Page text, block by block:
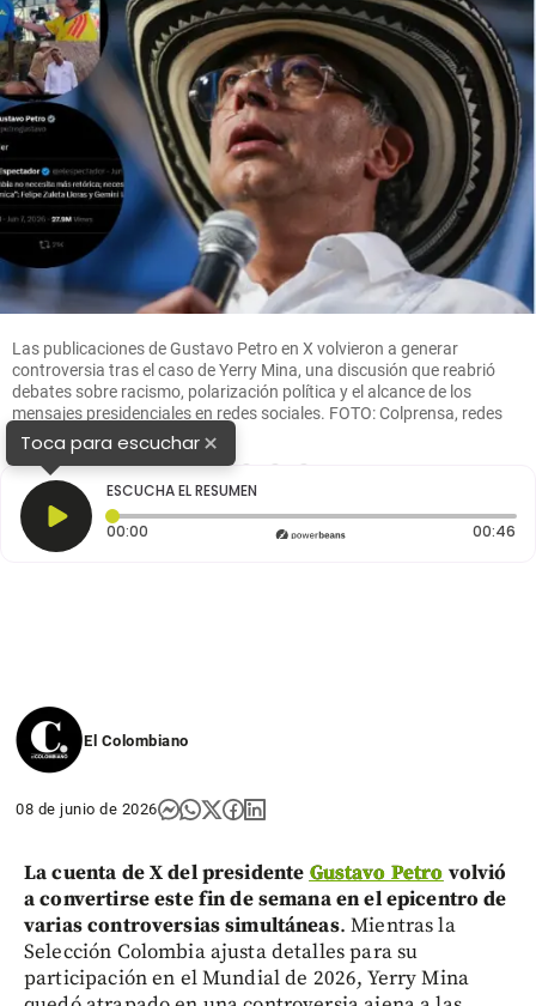
Las publicaciones de Gustavo Petro en X volvieron a generar
controversia tras el caso de Yerry Mina, una discusión que reabrió
debates sobre racismo, polarización política y el alcance de los
mensajes presidenciales en redes sociales. FOTO: Colprensa, redes
sociales.
1
Toca para escuchar×
ESCUCHA EL RESUMEN
00:00 Tiempo transcurrido: 0 segundos 00:46
El Colombiano
08 de junio de 2026
La cuenta de X del presidente Gustavo Petro volvió
a convertirse este fin de semana en el epicentro de
varias controversias simultáneas. Mientras la
Selección Colombia ajusta detalles para su
participación en el Mundial de 2026, Yerry Mina